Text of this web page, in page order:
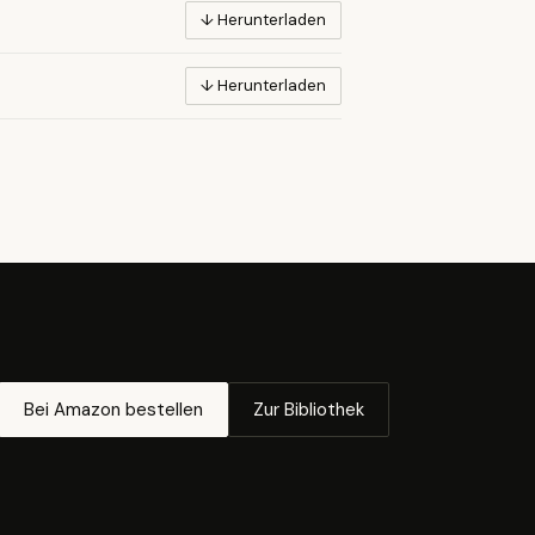
↓ Herunterladen
↓ Herunterladen
Bei Amazon bestellen Zur Bibliothek